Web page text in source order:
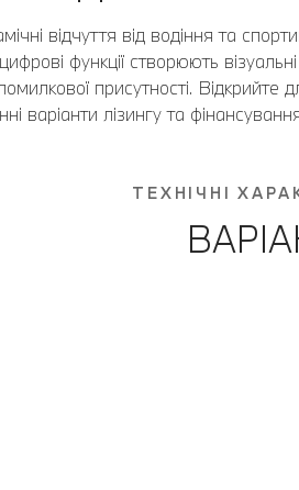
відчуття від водіння та
функції створюють
присутності. Відкрийте
варіанти лізингу та
ТЕХНІЧНІ